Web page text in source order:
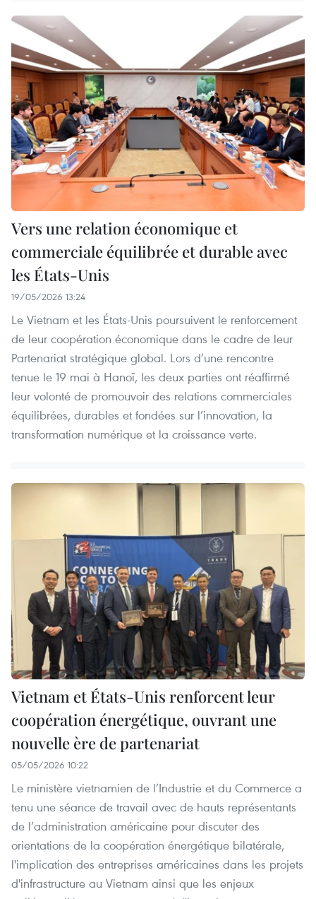
Vers une relation économique et
commerciale équilibrée et durable avec
les États-Unis
19/05/2026 13:24
Le Vietnam et les États-Unis poursuivent le renforcement
de leur coopération économique dans le cadre de leur
Partenariat stratégique global. Lors d’une rencontre
tenue le 19 mai à Hanoï, les deux parties ont réaffirmé
leur volonté de promouvoir des relations commerciales
équilibrées, durables et fondées sur l’innovation, la
transformation numérique et la croissance verte.
Vietnam et États-Unis renforcent leur
coopération énergétique, ouvrant une
nouvelle ère de partenariat
05/05/2026 10:22
Le ministère vietnamien de l’Industrie et du Commerce a
tenu une séance de travail avec de hauts représentants
de l’administration américaine pour discuter des
orientations de la coopération énergétique bilatérale,
l'implication des entreprises américaines dans les projets
d'infrastructure au Vietnam ainsi que les enjeux